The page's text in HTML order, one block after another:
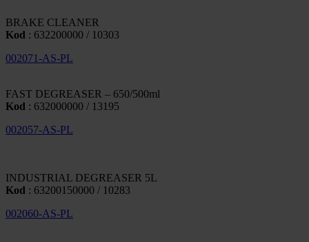
BRAKE CLEANER
Kod : 632200000 / 10303
002071-AS-PL
FAST DEGREASER – 650/500ml
Kod : 632000000 / 13195
002057-AS-PL
INDUSTRIAL DEGREASER 5L
Kod : 63200150000 / 10283
002060-AS-PL